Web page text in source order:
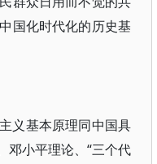
国化时代化的历史基
义基本原理同中国具
邓小平理论、“三个代